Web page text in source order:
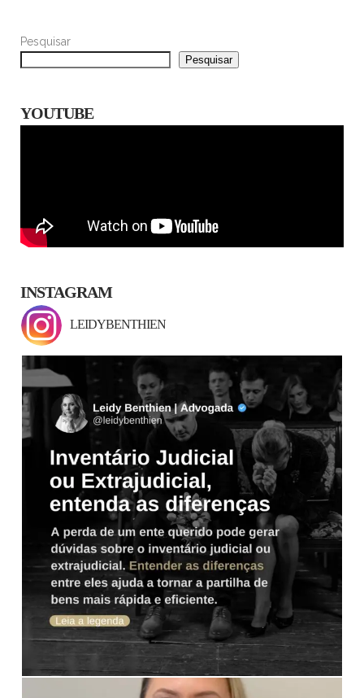
Pesquisar
Pesquisar
YOUTUBE
INSTAGRAM
LEIDYBENTHIEN